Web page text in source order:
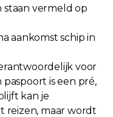
vermeld op
aankomst schip in
voor
is een pré,
kan je
reizen, maar wordt